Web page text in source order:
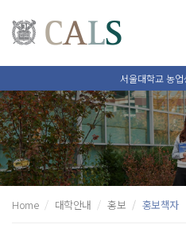
서울대학교 농
Home 대학안내 홍보 홍보책자